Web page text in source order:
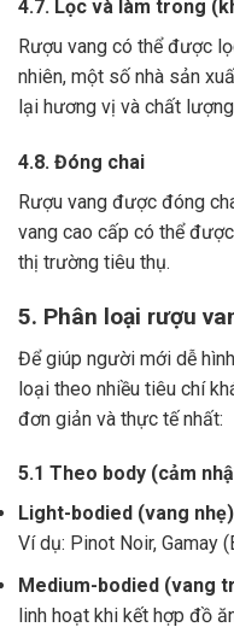
4.7. Lọc và làm trong
Rượu vang có thể được
nhiên, một số nhà sản
lại hương vị và chất
4.8. Đóng chai
Rượu vang được đóng
vang cao cấp có thể
thị trường tiêu thụ.
5. Phân loại rượu
Để giúp người mới dễ
loại theo nhiều tiêu chí
đơn giản và thực tế nhất:
5.1 Theo body (cảm
Light-bodied (vang
Ví dụ: Pinot Noir, Gamay
Medium-bodied (vang
linh hoạt khi kết hợp đồ